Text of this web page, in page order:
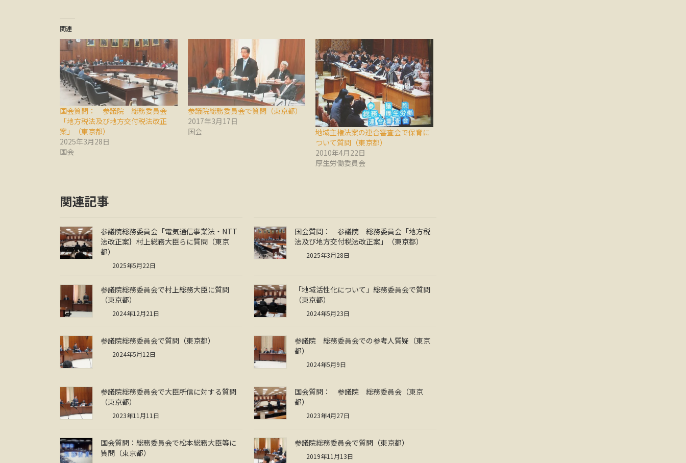
関連
国会質問： 参議院 総務委員会
「地方税法及び地方交付税法改正
案」（東京都）
2025年3月28日
国会
参議院総務委員会で質問（東京都）
2017年3月17日
国会
地域主権法案の連合審査会で保育に
ついて質問（東京都）
2010年4月22日
厚生労働委員会
関連記事
参議院総務委員会「電気通信事業法・NTT
法改正案｝村上総務大臣らに質問（東京
都）
2025年5月22日
国会質問： 参議院 総務委員会「地方税
法及び地方交付税法改正案」（東京都）
2025年3月28日
参議院総務委員会で村上総務大臣に質問
（東京都）
2024年12月21日
「地域活性化について」総務委員会で質問
（東京都）
2024年5月23日
参議院総務委員会で質問（東京都）
2024年5月12日
参議院 総務委員会での参考人質疑（東京
都）
2024年5月9日
参議院総務委員会で大臣所信に対する質問
（東京都）
2023年11月11日
国会質問： 参議院 総務委員会（東京
都）
2023年4月27日
国会質問：総務委員会で松本総務大臣等に
質問（東京都）
参議院総務委員会で質問（東京都）
2019年11月13日